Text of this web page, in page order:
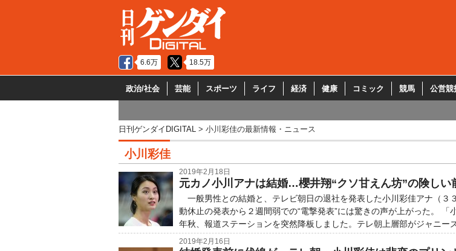
6.6万 18.5万
政治/社会 芸能 スポーツ ライフ 経済 健康 コミック 競馬 公営競
日刊ゲンダイDIGITAL 小川彩佳の最新情報・ニュース
小川彩佳
2019年2月18日
元カノ小川アナは結婚…櫻井翔“クソ甘えん坊”の険しい
一般男性との結婚と、テレビ朝日の退社を発表した小川彩佳アナ（３
動休止の発表から２週間弱での“電撃発表”には驚きの声が上がった。 「
年秋、報道ステーションを突然降板しました。テレ朝上層部がジャニー
2019年2月16日